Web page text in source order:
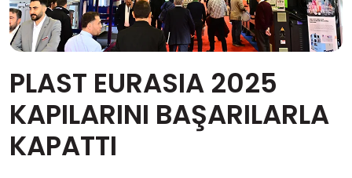
PLAST EURASIA 2025
KAPILARINI BAŞARILARLA
KAPATTI